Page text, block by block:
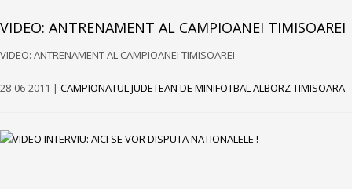
VIDEO: ANTRENAMENT AL CAMPIOANEI TIMISOAREI
VIDEO: ANTRENAMENT AL CAMPIOANEI TIMISOAREI
28-06-2011 | CAMPIONATUL JUDETEAN DE MINIFOTBAL ALBORZ TIMISOARA